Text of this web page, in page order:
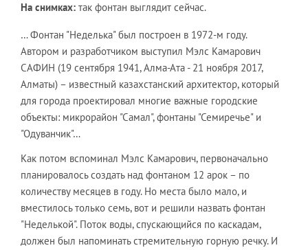
На снимках: так фонтан выглядит сейчас.
… Фонтан "Неделька" был построен в 1972-м году.
Автором и разработчиком выступил Мэлс Камарович
САФИН (19 сентября 1941, Алма-Ата - 21 ноября 2017,
Алматы) – известный казахстанский архитектор, который
для города проектировал многие важные городские
объекты: микрорайон "Самал", фонтаны "Семиречье" и
"Одуванчик"…
Как потом вспоминал Мэлс Камарович, первоначально
планировалось создать над фонтаном 12 арок – по
количеству месяцев в году. Но места было мало, и
вместилось только семь, вот и решили назвать фонтан
"Неделькой". Поток воды, спускающийся по каскадам,
должен был напоминать стремительную горную речку. И